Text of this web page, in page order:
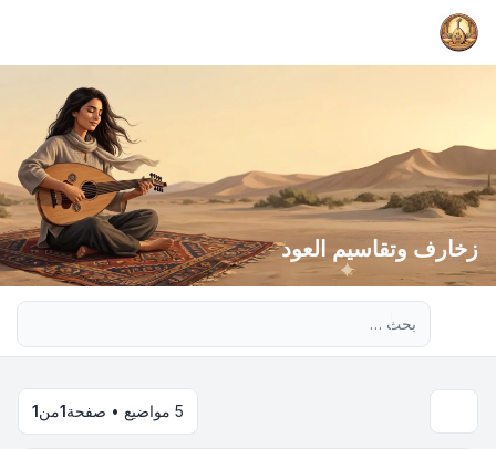
زخارف وتقاسيم العود
5 مواضيع • صفحة 1من1